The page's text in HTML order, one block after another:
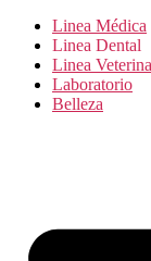
Linea Médica
Linea Dental
Linea
Laboratorio
Belleza